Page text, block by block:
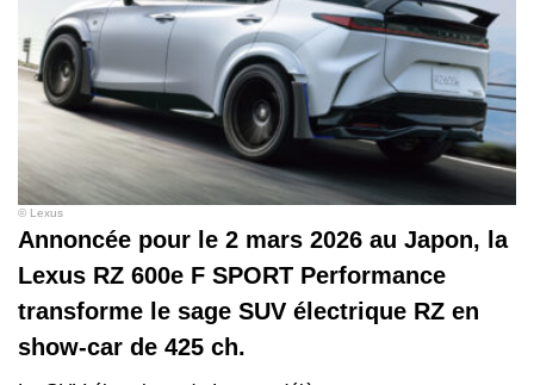
© Lexus
Annoncée pour le 2 mars 2026 au Japon, la
Lexus RZ 600e F SPORT Performance
transforme le sage SUV électrique RZ en
show‑car de 425 ch.